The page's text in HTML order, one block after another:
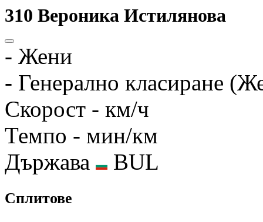
310 Вероника Истилянова
- Жени
- Генерално класиране
Скорост - км/ч
Темпо - мин/км
Държава
BUL
Сплитове